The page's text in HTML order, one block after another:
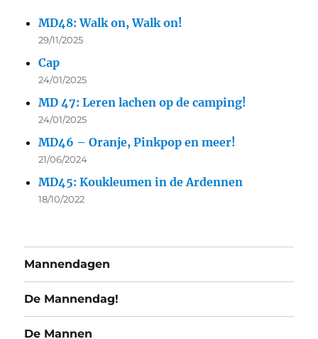
MD48: Walk on, Walk on!
29/11/2025
Cap
24/01/2025
MD 47: Leren lachen op de camping!
24/01/2025
MD46 – Oranje, Pinkpop en meer!
21/06/2024
MD45: Koukleumen in de Ardennen
18/10/2022
Mannendagen
De Mannendag!
De Mannen